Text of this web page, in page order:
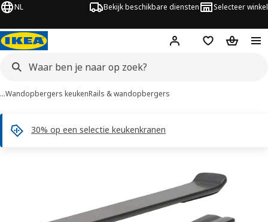
NL Bekijk beschikbare diensten Selecteer winkel
Hej! Log inVerlanglijstje
…Wandopbergers keukenRails & wandopbergers
30% op een selectie keukenkranen